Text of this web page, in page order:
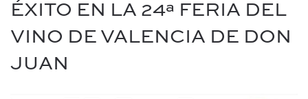
ÉXITO EN LA 24ª FERIA DEL
VINO DE VALENCIA DE DON
JUAN